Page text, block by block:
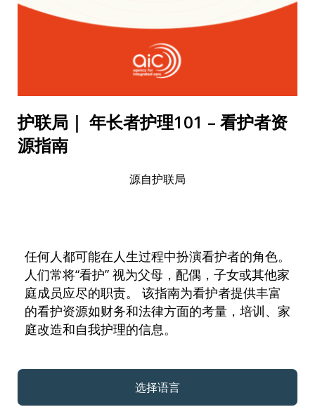
护联局｜ 年长者护理101 – 看护者资
源指南
源自护联局
任何人都可能在人生过程中扮演看护者的角色。
人们常将“看护” 视为父母，配偶，子女或其他家
庭成员应尽的职责。 该指南为看护者提供丰富
的看护资源如财务和法律方面的考量，培训、家
庭改造和自我护理的信息。
选择语言